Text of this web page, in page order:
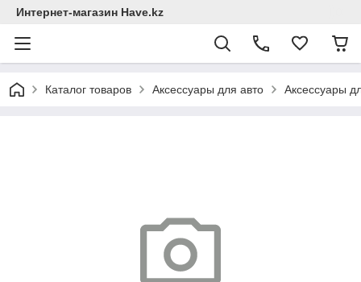
Интернет-магазин Have.kz
Каталог товаров Аксессуары для авто Аксессуары